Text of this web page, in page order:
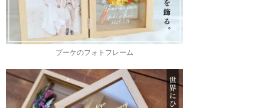
ブーケのフォトフレーム